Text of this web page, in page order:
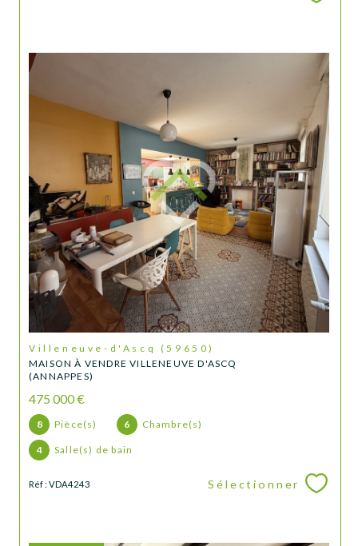
Villeneuve-d'Ascq (59650)
MAISON À VENDRE VILLENEUVE D'ASCQ
(ANNAPPES)
475 000 €
8 Pièce(s) 6 Chambre(s)
4 Salle(s) de bain
Réf : VDA4243 Sélectionner